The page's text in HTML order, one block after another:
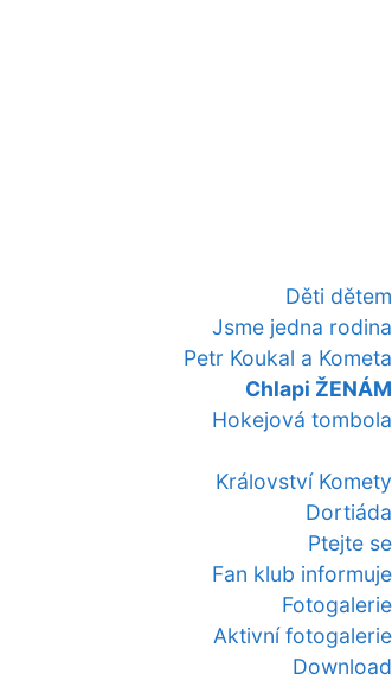
Děti dětem
Jsme jedna rodina
Petr Koukal a Kometa
Chlapi ŽENÁM
Hokejová tombola
Království Komety
Dortiáda
Ptejte se
Fan klub informuje
Fotogalerie
Aktivní fotogalerie
Download